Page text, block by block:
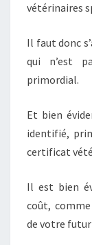
vétérinaires
Il faut donc
qui n’est
primordial.
Et bien
identifié,
certificat
Il est bien
coût, comme
de votre